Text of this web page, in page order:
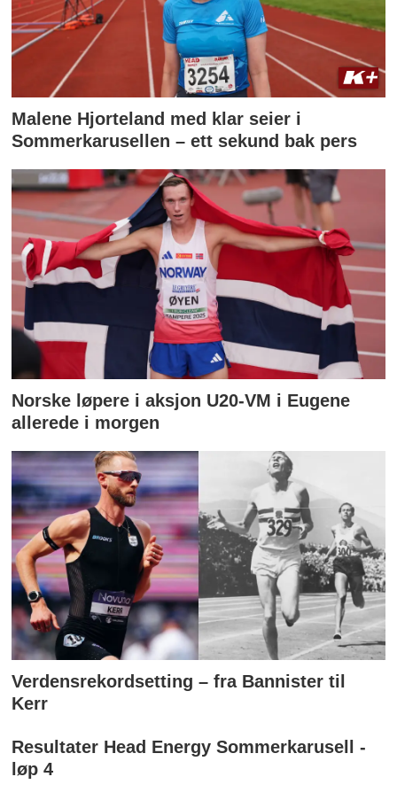
Malene Hjorteland med klar seier i
Sommerkarusellen – ett sekund bak pers
Norske løpere i aksjon U20-VM i Eugene
allerede i morgen
Verdensrekordsetting – fra Bannister til
Kerr
Resultater Head Energy Sommerkarusell -
løp 4